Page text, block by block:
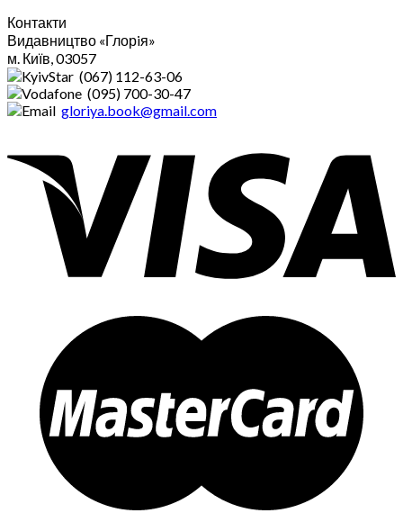
Контакти
Видавництво «Глорiя»
м. Київ, 03057
(067) 112-63-06
(095) 700-30-47
gloriya.book@gmail.com